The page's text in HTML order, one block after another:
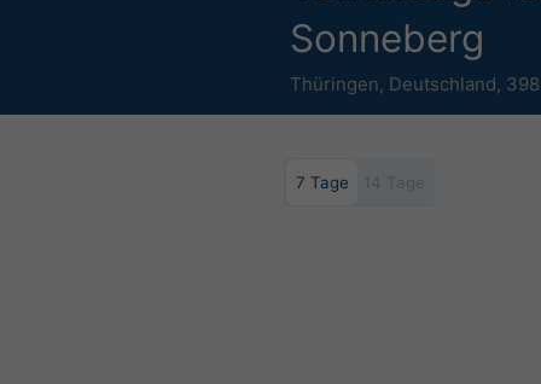
Sonneberg
Thüringen, Deutschland,
7 Tage 14 Tage